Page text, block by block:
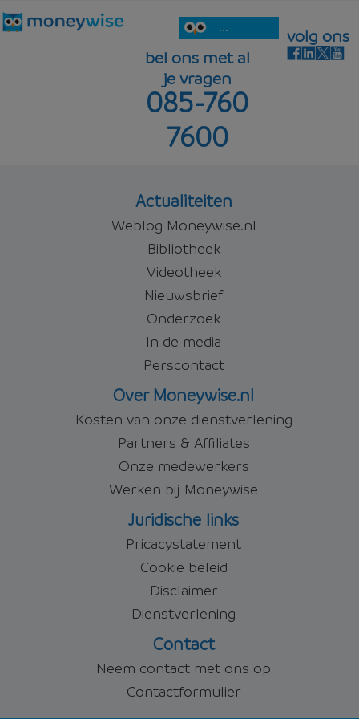
...
bel ons met al
je vragen
085-760
7600
volg ons
Actualiteiten
Weblog Moneywise.nl
Bibliotheek
Videotheek
Nieuwsbrief
Onderzoek
In de media
Perscontact
Over Moneywise.nl
Kosten van onze dienstverlening
Partners & Affiliates
Onze medewerkers
Werken bij Moneywise
Juridische links
Pricacystatement
Cookie beleid
Disclaimer
Dienstverlening
Contact
Neem contact met ons op
Contactformulier